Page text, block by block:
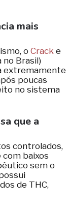
mais
o Crack e
no Brasil)
extremamente
poucas
no sistema
que a
controlados,
com baixos
sem o
de THC,